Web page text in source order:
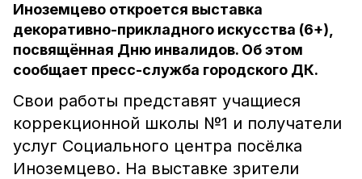
Иноземцево откроется выставка
декоративно-прикладного искусства (6+),
посвящённая Дню инвалидов. Об этом
сообщает пресс-служба городского ДК.
Свои работы представят учащиеся
коррекционной школы №1 и получатели
услуг Социального центра посёлка
Иноземцево. На выставке зрители